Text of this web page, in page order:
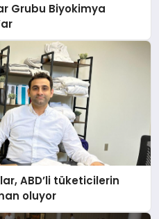
Grubu Biyokimya
ABD’li tüketicilerin
oluyor